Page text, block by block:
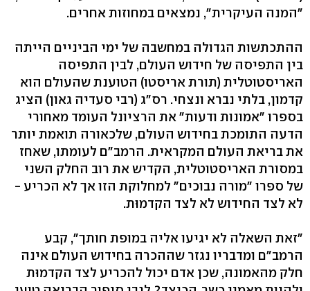
"המנה העיקרית", נמצאים במחוזות אחרים.
ההתכתשות הגדולה במחשבה של ימי הביניים הייתה
בין התפיסה של חידוש העולם, לבין התפיסה
האריסטוטלית (תורת אריסטו) הטוענת שהעולם הוא
קדמון, בלתי נברא ונצחי. רס"ג (רבי סעדיה גאון) הציג
בספרו "אמונות ודעות" את הרציונל העומד מאחורי
הדעה התומכת בחידוש העולם, שלכאורה תואמת יותר
את בריאת העולם המקראית. הרמב"ם לעומתו, שאחז
במסורת האריסטוטלית, הקדיש את רוב החלק השני
של ספרו "מורה נבוכים" למחלוקת הזו אך לא הכריע -
לא לצד החידוש לא לצד הקדמוּת.
"זאת השאלה לא יגיעו אליה במופת חותך", קבע
הרמב"ם ומדבריו נגזר שההכרה בחידוש העולם אינה
חלק מהאמונה, שכן אדם יכול להכריע לצד הקדמוּת